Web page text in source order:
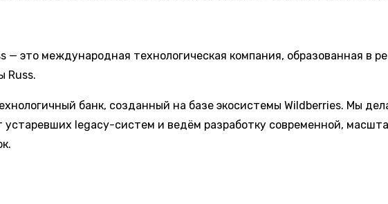
— это международная технологическая компания, образованная в
Russ.
банк, созданный на базе экосистемы Wildberries. Мы
legacy-систем и ведём разработку современной,